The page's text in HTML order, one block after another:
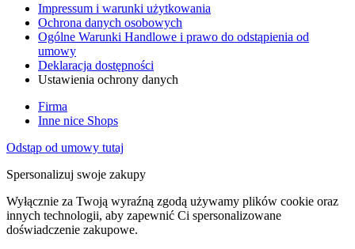
Impressum i warunki użytkowania
Ochrona danych osobowych
Ogólne Warunki Handlowe i prawo do odstąpienia od
umowy
Deklaracja dostępności
Ustawienia ochrony danych
Firma
Inne nice Shops
Odstąp od umowy tutaj
Spersonalizuj swoje zakupy
Wyłącznie za Twoją wyraźną zgodą używamy plików cookie oraz
innych technologii, aby zapewnić Ci spersonalizowane
doświadczenie zakupowe.